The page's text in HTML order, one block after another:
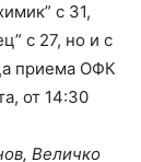
с 31,
с 27, но и с
приема ОФК
от 14:30
Величко